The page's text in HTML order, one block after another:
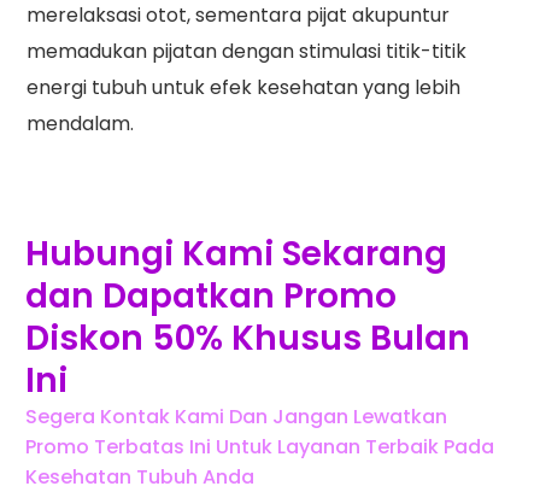
merelaksasi otot, sementara pijat akupuntur
memadukan pijatan dengan stimulasi titik-titik
energi tubuh untuk efek kesehatan yang lebih
mendalam.
Hubungi Kami Sekarang
dan Dapatkan Promo
Diskon 50% Khusus Bulan
Ini
Segera Kontak Kami Dan Jangan Lewatkan
Promo Terbatas Ini Untuk Layanan Terbaik Pada
Kesehatan Tubuh Anda